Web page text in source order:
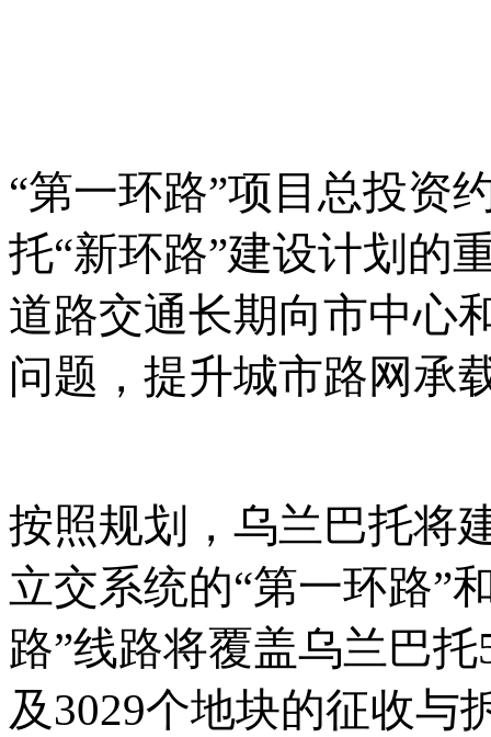
“第一环路”项目总投资
托“新环路”建设计划的
道路交通长期向市中心
问题，提升城市路网承
按照规划，乌兰巴托将
立交系统的“第一环路”
路”线路将覆盖乌兰巴
及3029个地块的征收与